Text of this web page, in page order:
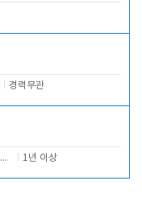
경력무관
카운터 및 객실관리 전반 1년 이상